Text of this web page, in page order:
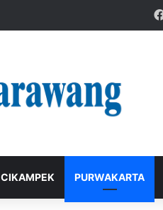
CIKAMPEK PURWAKARTA